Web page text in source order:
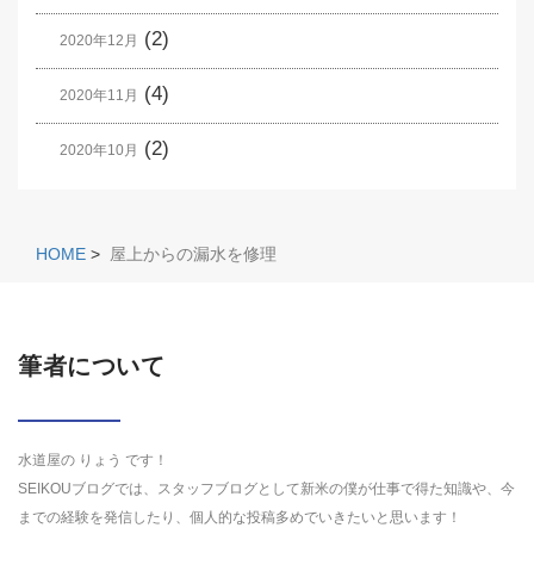
2020年12月 (2)
2020年11月 (4)
2020年10月 (2)
HOME > 屋上からの漏水を修理
筆者について
水道屋の りょう です！
SEIKOUブログでは、スタッフブログとして新米の僕が仕事で得た知識や、今
までの経験を発信したり、個人的な投稿多めでいきたいと思います！